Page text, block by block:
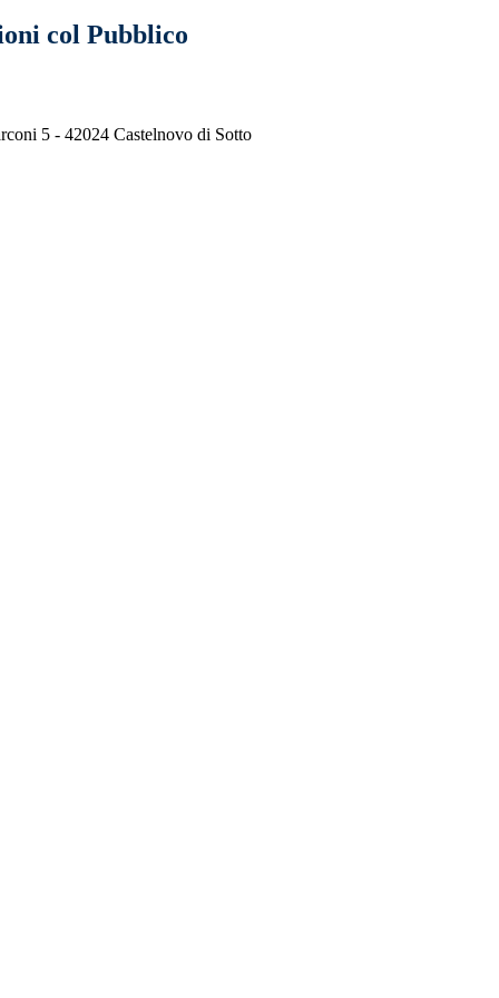
col Pubblico
5 - 42024 Castelnovo di Sotto